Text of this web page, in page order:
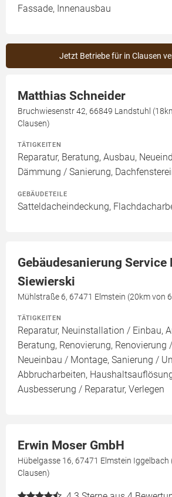
Fassade, Innenausbau
Jetzt Betriebe für in Clausen
Matthias Schneider
Bruchwiesenstr 42, 66849 Landstuhl
Clausen)
TÄTIGKEITEN
Reparatur, Beratung, Ausbau,
Dämmung / Sanierung,
GEBÄUDETEILE
Satteldacheindeckung,
Gebäudesanierung Service
Siewierski
Mühlstraße 6, 67471 Elmstein (20km von
TÄTIGKEITEN
Reparatur, Neuinstallation / Einbau,
Beratung, Renovierung, Renovierung
Neueinbau / Montage, Sanierung /
Abbrucharbeiten,
Ausbesserung / Reparatur, Verlegen
Erwin Moser GmbH
Hübelgasse 16, 67471 Elmstein Iggelbach
Clausen)